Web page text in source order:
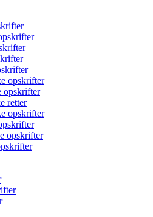
opskrifter
opskrifter
retter
opskrifter
opskrifter